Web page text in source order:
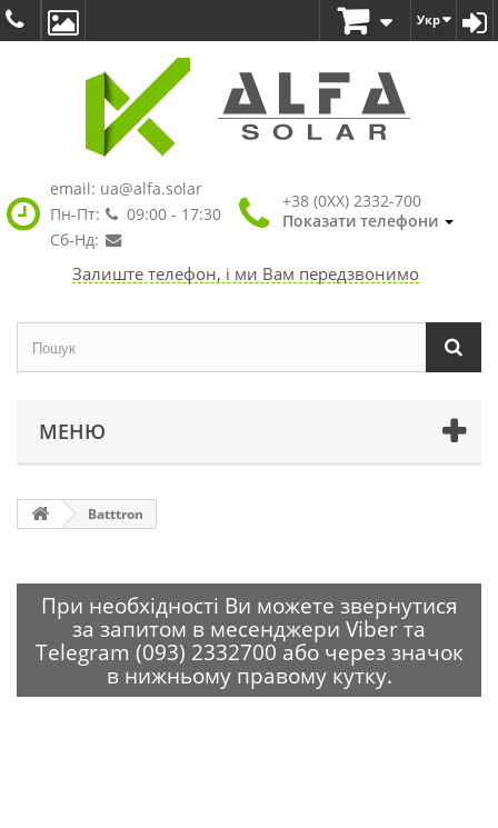
Укр
email: ua@alfa.solar
Пн-Пт:
09:00 - 17:30
Сб-Нд:
+38 (0XX) 2332-700
Показати телефони
Залиште телефон, і ми Вам передзвонимо
МЕНЮ
Batttron
При необхідності Ви можете звернутися
за запитом в месенджери Viber та
Telegram (093) 2332700 або через значок
в нижньому правому кутку.